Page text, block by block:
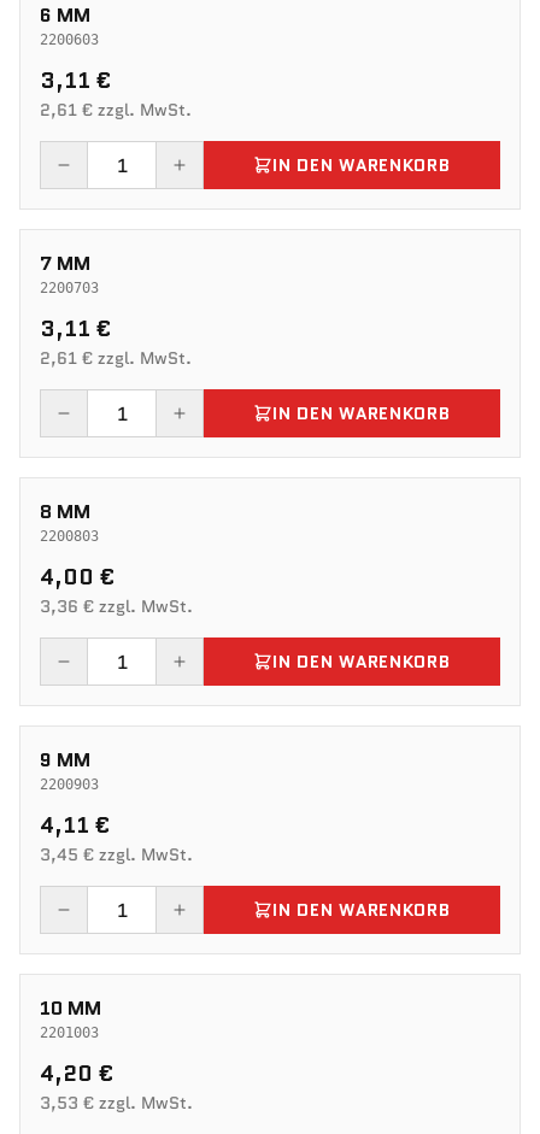
6 MM
2200603
3,11 €
2,61 € zzgl. MwSt.
IN DEN WARENKORB
7 MM
2200703
3,11 €
2,61 € zzgl. MwSt.
IN DEN WARENKORB
8 MM
2200803
4,00 €
3,36 € zzgl. MwSt.
IN DEN WARENKORB
9 MM
2200903
4,11 €
3,45 € zzgl. MwSt.
IN DEN WARENKORB
10 MM
2201003
4,20 €
3,53 € zzgl. MwSt.